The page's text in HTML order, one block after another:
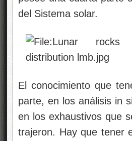
del Sistema solar.
El conocimiento que
parte, en los análisis in
en los exhaustivos que
trajeron. Hay que tener